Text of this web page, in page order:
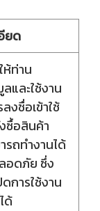
ยด
ห้ท่าน
และใช้งาน
งชื่อเข้าใช้
ซื้อสินค้า
รถทำงานได้
อดภัย ซึ่ง
การใช้งาน
ด้